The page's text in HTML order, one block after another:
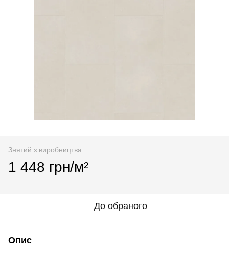
Знятий з виробництва
1 448 грн/м²
До обраного
Опис